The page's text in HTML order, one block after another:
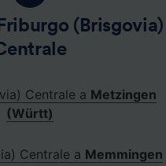
(Brisgovia)
Centrale a Metzingen
(Württ)
Centrale a Memmingen